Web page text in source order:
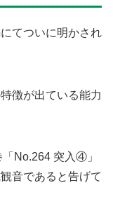
てついに明かされ
徴が出ている能力
No.264 突入④」
音であると告げて